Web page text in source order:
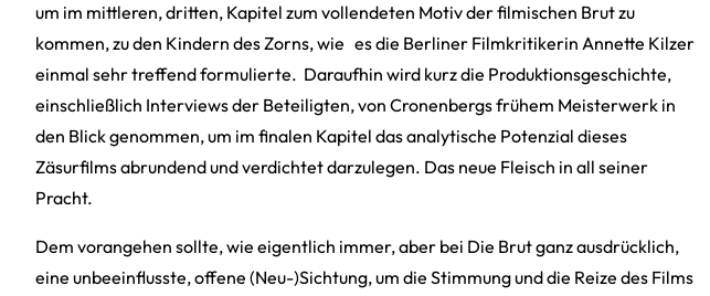
um im mittleren, dritten, Kapitel zum vollendeten Motiv der filmischen Brut zu
kommen, zu den Kindern des Zorns, wie es die Berliner Filmkritikerin Annette Kilzer
einmal sehr treffend formulierte. Daraufhin wird kurz die Produktionsgeschichte,
einschließlich Interviews der Beteiligten, von Cronenbergs frühem Meisterwerk in
den Blick genommen, um im finalen Kapitel das analytische Potenzial dieses
Zäsurfilms abrundend und verdichtet darzulegen. Das neue Fleisch in all seiner
Pracht.
Dem vorangehen sollte, wie eigentlich immer, aber bei Die Brut ganz ausdrücklich,
eine unbeeinflusste, offene (Neu-)Sichtung, um die Stimmung und die Reize des Films